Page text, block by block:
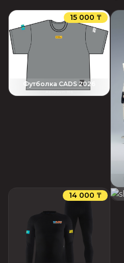
15 000 ₸
Футболка CADS 2026
Артикул:156
14 000 ₸